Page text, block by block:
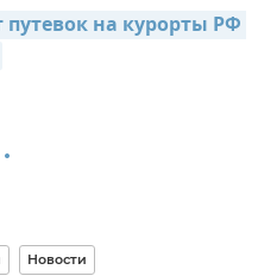
на курорты РФ
Новости